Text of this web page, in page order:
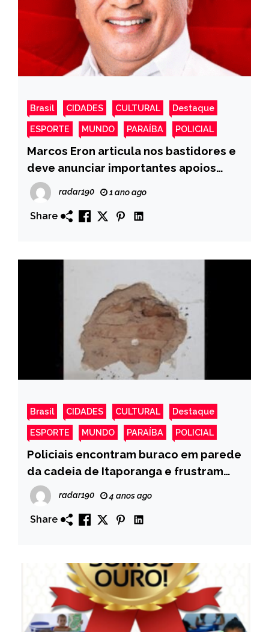
Brasil CIDADES CULTURAL Destaque
ESPORTE MUNDO PARAÍBA POLICIAL
Marcos Eron articula nos bastidores e
deve anunciar importantes apoios
regionais em seu projeto rumo à
Assembleia Legislativa da Paraíba
radar190 1 ano ago
Share
Brasil CIDADES CULTURAL Destaque
ESPORTE MUNDO PARAÍBA POLICIAL
Policiais encontram buraco em parede
da cadeia de Itaporanga e frustram
plano de fuga
radar190 4 anos ago
Share